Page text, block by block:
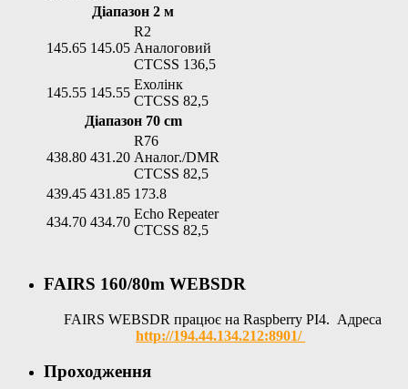
Діапазон 2 м
145.65 145.05
R2
Аналоговий
CTCSS 136,5
145.55 145.55
Ехолінк
CTCSS 82,5
Діапазон 70 cm
438.80 431.20
R76
Аналог./DMR
CTCSS 82,5
439.45 431.85 173.8
434.70 434.70
Echo Repeater
CTCSS 82,5
FAIRS 160/80m WEBSDR
FAIRS WEBSDR працює на Raspberry PI4. Адреса
http://194.44.134.212:8901/
Проходження